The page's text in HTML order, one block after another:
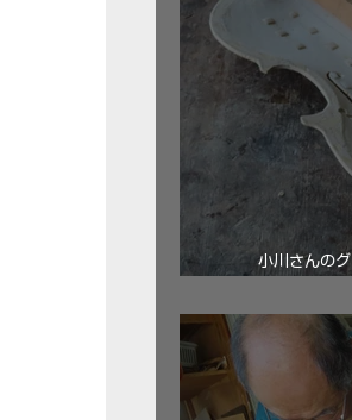
小川さんの